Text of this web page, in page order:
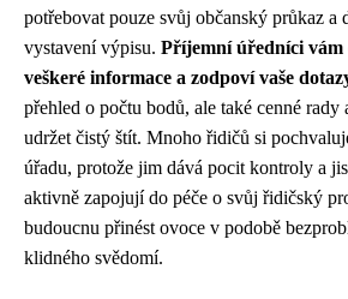
potřebovat pouze svůj občanský průkaz a
vystavení výpisu. Příjemní úředníci vám
veškeré informace a zodpoví vaše
přehled o počtu bodů, ale také cenné rady
udržet čistý štít. Mnoho řidičů si
úřadu, protože jim dává pocit kontroly a
aktivně zapojují do péče o svůj řidičský
budoucnu přinést ovoce v podobě
klidného svědomí.